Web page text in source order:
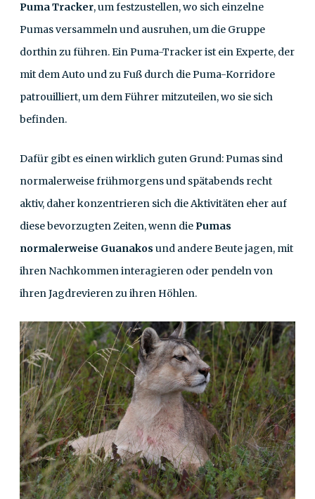
Puma Tracker, um festzustellen, wo sich einzelne
Pumas versammeln und ausruhen, um die Gruppe
dorthin zu führen. Ein Puma-Tracker ist ein Experte, der
mit dem Auto und zu Fuß durch die Puma-Korridore
patrouilliert, um dem Führer mitzuteilen, wo sie sich
befinden.
Dafür gibt es einen wirklich guten Grund: Pumas sind
normalerweise frühmorgens und spätabends recht
aktiv, daher konzentrieren sich die Aktivitäten eher auf
diese bevorzugten Zeiten, wenn diePumas
normalerweise Guanakos und andere Beute jagen, mit
ihren Nachkommen interagieren oder pendeln von
ihren Jagdrevieren zu ihren Höhlen.